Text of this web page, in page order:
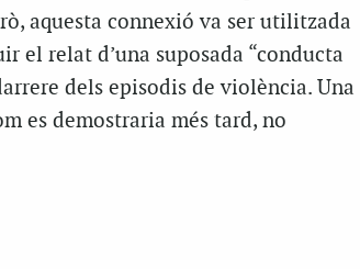
aquesta connexió va ser utilitzada
el relat d’una suposada “conducta
dels episodis de violència. Una
es demostraria més tard, no